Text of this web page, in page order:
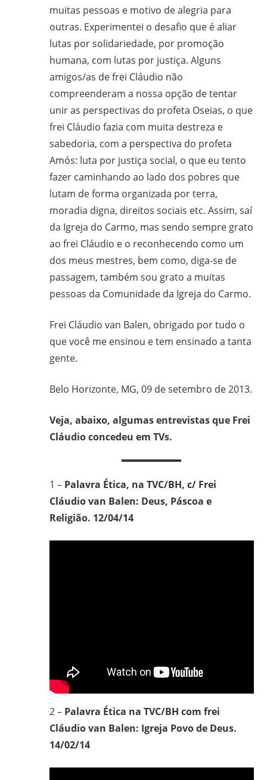
muitas pessoas e motivo de alegria para
outras. Experimentei o desafio que é aliar
lutas por solidariedade, por promoção
humana, com lutas por justiça. Alguns
amigos/as de frei Cláudio não
compreenderam a nossa opção de tentar
unir as perspectivas do profeta Oseias, o que
frei Cláudio fazia com muita destreza e
sabedoria, com a perspectiva do profeta
Amós: luta por justiça social, o que eu tento
fazer caminhando ao lado dos pobres que
lutam de forma organizada por terra,
moradia digna, direitos sociais etc. Assim, saí
da Igreja do Carmo, mas sendo sempre grato
ao frei Cláudio e o reconhecendo como um
dos meus mestres, bem como, diga-se de
passagem, também sou grato a muitas
pessoas da Comunidade da Igreja do Carmo.
Frei Cláudio van Balen, obrigado por tudo o
que você me ensinou e tem ensinado a tanta
gente.
Belo Horizonte, MG, 09 de setembro de 2013.
Veja, abaixo, algumas entrevistas que Frei
Cláudio concedeu em TVs.
1 – Palavra Ética, na TVC/BH, c/ Frei
Cláudio van Balen: Deus, Páscoa e
Religião. 12/04/14
2 – Palavra Ética na TVC/BH com frei
Cláudio van Balen: Igreja Povo de Deus.
14/02/14